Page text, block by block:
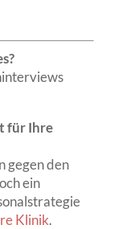
für Ihre
gegen den
ein
Klinik.